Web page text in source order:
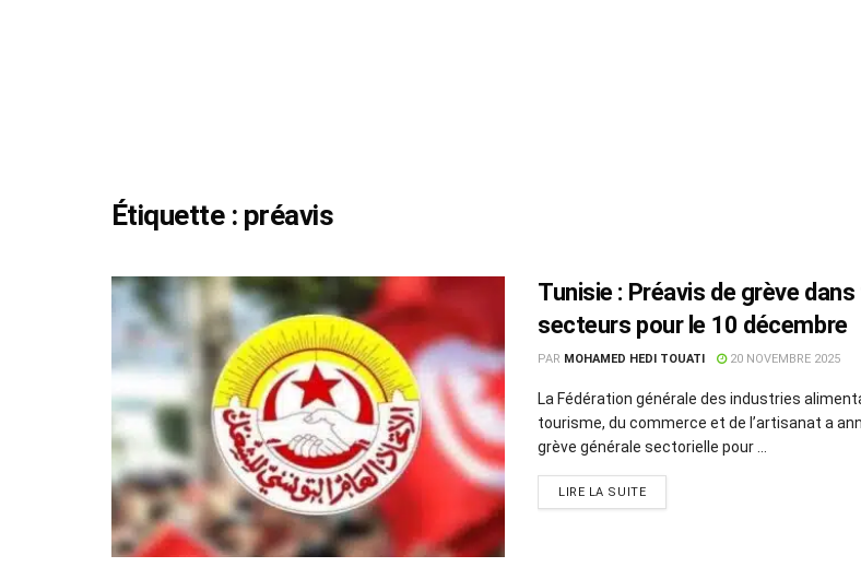
Étiquette : préavis
Tunisie : Préavis de grève
secteurs pour le 10 décembre
PAR MOHAMED HEDI TOUATI 20 NOVEMBRE 2025
La Fédération générale des industries
tourisme, du commerce et de l’artisanat a
grève générale sectorielle pour ...
LIRE LA SUITE